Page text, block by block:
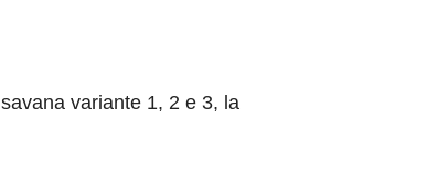
variante 1, 2 e 3, la